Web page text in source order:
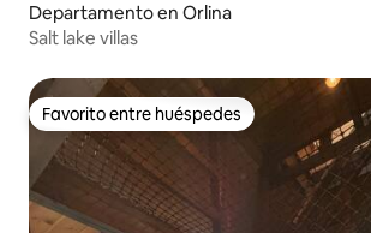
Departamento en Orlina
Salt lake villas
Favorito entre huéspedes
Favorito entre huéspedes